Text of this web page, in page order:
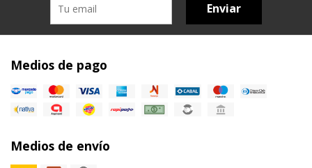
Enviar
Medios de pago
Medios de envío